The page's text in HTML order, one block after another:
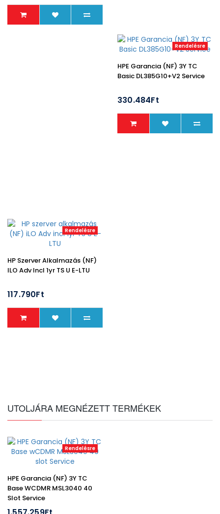
Rendelésre
HPE Garancia (NF) 3Y TC
Basic DL385G10+V2 Service
330.484Ft
Rendelésre
HP Szerver Alkalmazás (NF)
ILO Adv Incl 1yr TS U E-LTU
117.790Ft
UTOLJÁRA MEGNÉZETT TERMÉKEK
Rendelésre
HPE Garancia (NF) 3Y TC
Base WCDMR MSL3040 40
Slot Service